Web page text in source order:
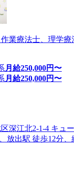
作業療法士、理学
月給250,000円〜
月給250,000円〜
深江北2-1-4 キュ
放出駅 徒歩12分、